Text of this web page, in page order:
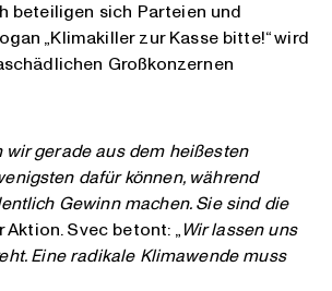
beteiligen sich Parteien und
„Klimakiller zur Kasse bitte!“ wird
Großkonzernen
wir gerade aus dem heißesten
dafür können, während
Gewinn machen. Sie sind die
Aktion. Svec betont: „ Wir lassen uns
Eine radikale Klimawende muss